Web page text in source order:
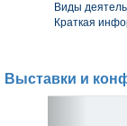
Виды
Краткая
Выставки и